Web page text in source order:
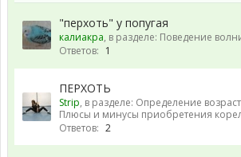
"перхоть" у попугая
калиакра, в разделе: Поведение
Ответов: 1
ПЕРХОТЬ
Strip, в разделе: Определение
Плюсы и минусы приобретения
Ответов: 2